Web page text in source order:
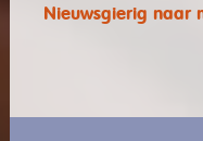
Nieuwsgierig naar